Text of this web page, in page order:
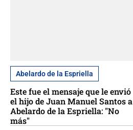
Abelardo de la Espriella
Este fue el mensaje que le envió
el hijo de Juan Manuel Santos a
Abelardo de la Espriella: "No
más"